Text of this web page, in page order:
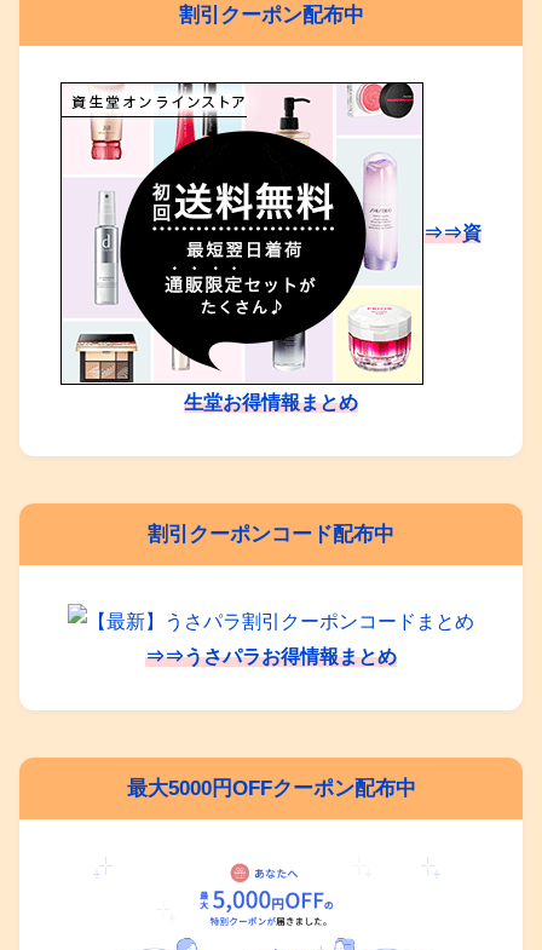
割引クーポン配布中
⇒⇒資
生堂お得情報まとめ
割引クーポンコード配布中
⇒⇒うさパラお得情報まとめ
最大5000円OFFクーポン配布中